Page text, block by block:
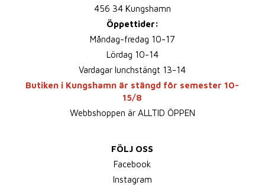
456 34 Kungshamn
Öppettider:
Måndag-fredag 10-17
Lördag 10-14
Vardagar lunchstängt 13-14
Butiken i Kungshamn är stängd för semester 10-
15/8
Webbshoppen är ALLTID ÖPPEN
FÖLJ OSS
Facebook
Instagram